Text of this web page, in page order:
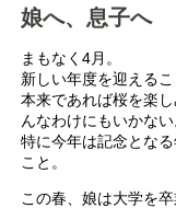
娘へ、息子へ
まもなく4月。
新しい年度を迎えるこ
本来であれば桜を楽
んなわけにもいかない
特に今年は記念とな
こと。
この春、娘は大学を卒